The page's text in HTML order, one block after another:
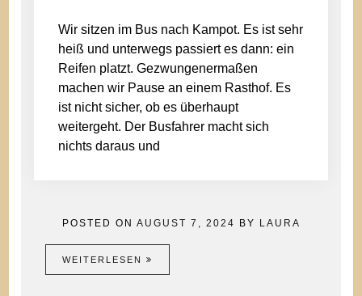
Wir sitzen im Bus nach Kampot. Es ist sehr
heiß und unterwegs passiert es dann: ein
Reifen platzt. Gezwungenermaßen
machen wir Pause an einem Rasthof. Es
ist nicht sicher, ob es überhaupt
weitergeht. Der Busfahrer macht sich
nichts daraus und
POSTED ON AUGUST 7, 2024 BY LAURA
WEITERLESEN